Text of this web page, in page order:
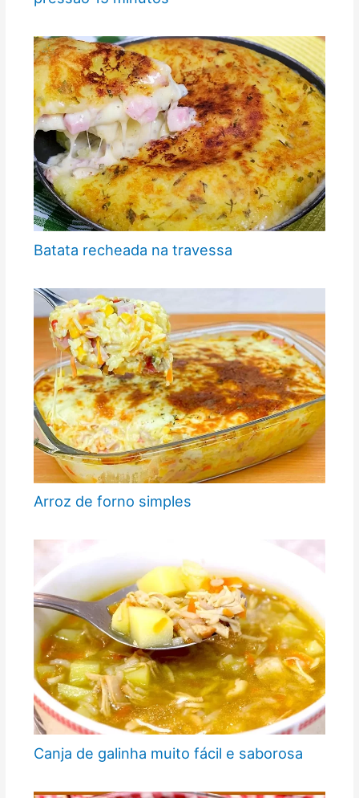
Batata recheada na travessa
Arroz de forno simples
Canja de galinha muito fácil e saborosa